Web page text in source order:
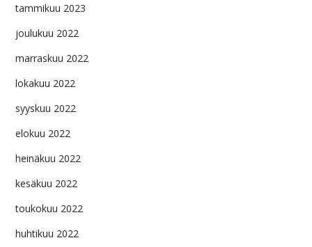
tammikuu 2023
joulukuu 2022
marraskuu 2022
lokakuu 2022
syyskuu 2022
elokuu 2022
heinäkuu 2022
kesäkuu 2022
toukokuu 2022
huhtikuu 2022